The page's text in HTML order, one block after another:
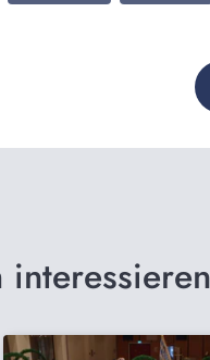
interessieren